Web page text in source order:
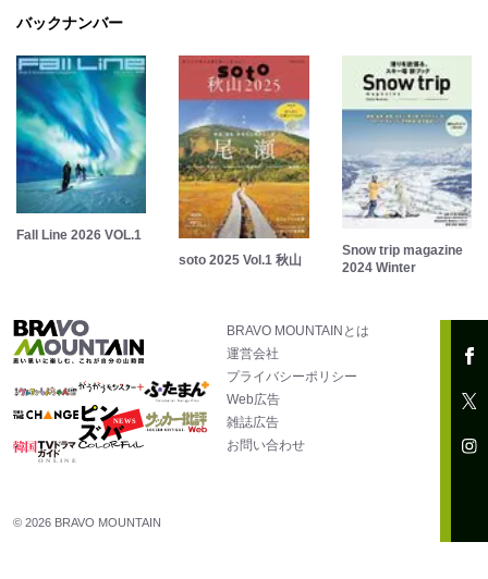
バックナンバー
Fall Line 2026 VOL.1
soto 2025 Vol.1 秋山
Snow trip magazine
2024 Winter
BRAVO MOUNTAINとは
運営会社
プライバシーポリシー
Web広告
雑誌広告
お問い合わせ
© 2026 BRAVO MOUNTAIN